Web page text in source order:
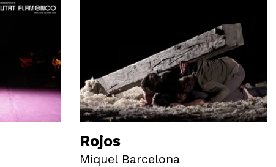
Rojos
Miquel Barcelona